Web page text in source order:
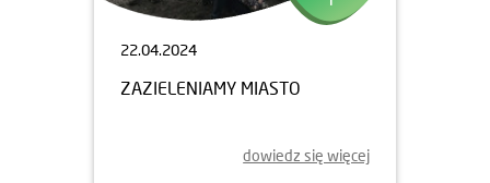
22.04.2024
ZAZIELENIAMY MIASTO
dowiedz się więcej